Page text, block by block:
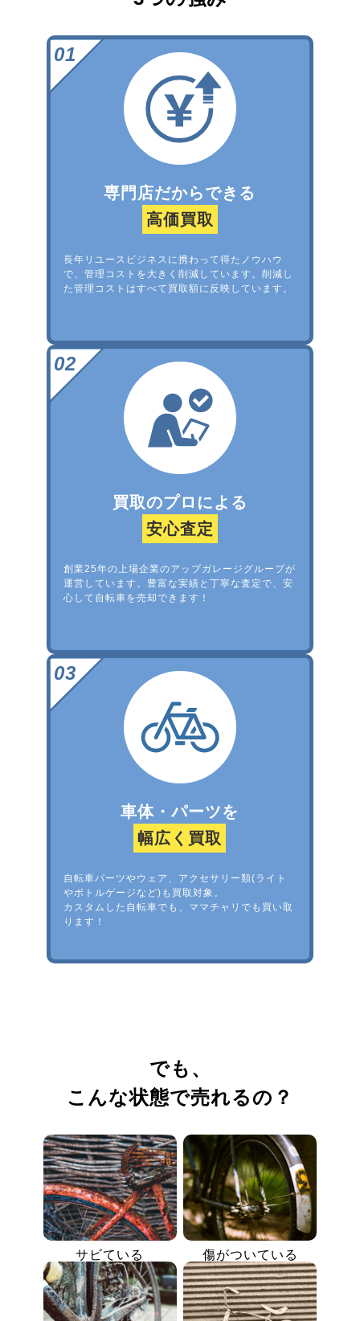
専門店だからできる
高価買取
長年リユースビジネスに携わって得たノウハウ
で、管理コストを大きく削減しています。削減し
た管理コストはすべて買取額に反映しています。
買取のプロによる
安心査定
創業25年の上場企業のアップガレージグループが
運営しています。豊富な実績と丁寧な査定で、安
心して自転車を売却できます！
車体・パーツを
幅広く買取
自転車パーツやウェア、アクセサリー類(ライト
やボトルゲージなど)も買取対象。
カスタムした自転車でも、ママチャリでも買い取
ります！
でも、
こんな状態で売れるの？
サビている 傷がついている